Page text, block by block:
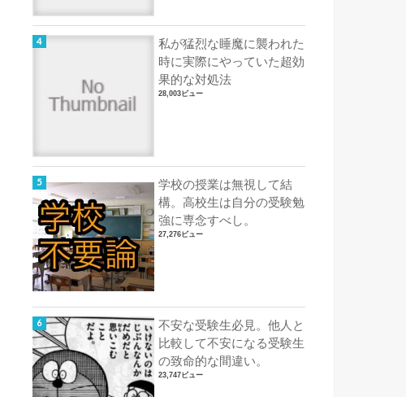
私が猛烈な睡魔に襲われた
時に実際にやっていた超効
果的な対処法
28,003ビュー
学校の授業は無視して結
構。高校生は自分の受験勉
強に専念すべし。
27,276ビュー
不安な受験生必見。他人と
比較して不安になる受験生
の致命的な間違い。
23,747ビュー